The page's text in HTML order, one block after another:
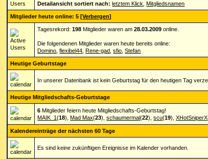
Detailansicht sortiert nach: letztem Klick ,Mitgliedsnamen
Mitglieder heute online: 5[Verbergen]
Tagesrekord:198 Mitglieder waren am28.03.2009 online.
Die folgendenen Mitglieder waren heute bereits online:
Domino ,flexibel44 ,Rene-gad ,sfio ,Stefan
Heutige Geburtstage
In unserer Datenbank ist kein Geburtstag für den heutigen Tag
Heutige Mitgliedschafts-Geburtstage
6 Mitglieder feiern heute Mitgliedschafts-Geburtstag!
MAIK_1(18),Mad Max(23),schaumermal(22),scu(19),XHotSniperX
Kalendereinträge der nächsten 60 Tage
Es sind keine zukünftigen Ereignisse im Kalender vorhanden.